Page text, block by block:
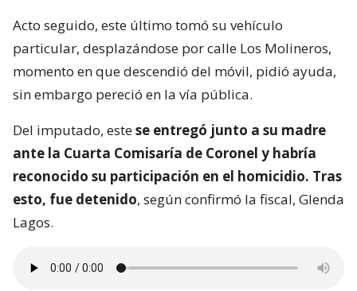
Acto seguido, este último tomó su vehículo
particular, desplazándose por calle Los Molineros,
momento en que descendió del móvil, pidió ayuda,
sin embargo pereció en la vía pública.
Del imputado, estese entregó junto a su madre
ante la Cuarta Comisaría de Coronel y habría
reconocido su participación en el homicidio. Tras
esto, fue detenido, según confirmó la fiscal, Glenda
Lagos.